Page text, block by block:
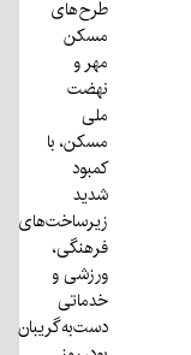
طرح‌های
مسکن
مهر و
نهضت
ملی
مسکن، با
کمبود
شدید
زیرساخت‌های
فرهنگی،
ورزشی و
خدماتی
دست‌به‌گریبان